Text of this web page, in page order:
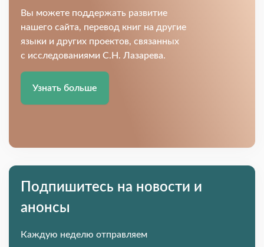
Вы можете поддержать развитие
нашего сайта, перевод книг на другие
языки и других проектов, связанных
с исследованиями С.Н. Лазарева.
Узнать больше
Подпишитесь на новости и
анонсы
Каждую неделю отправляем